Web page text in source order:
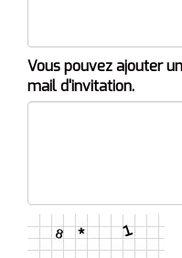
Vous pouvez ajouter
mail d'invitation.